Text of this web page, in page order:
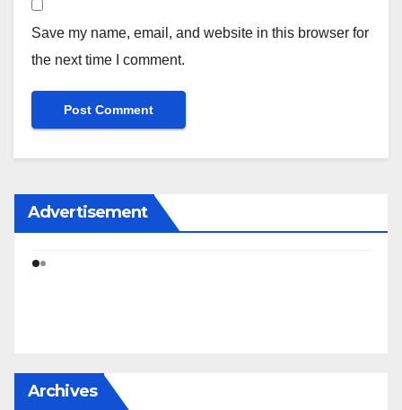
Save my name, email, and website in this browser for
the next time I comment.
Advertisement
Archives